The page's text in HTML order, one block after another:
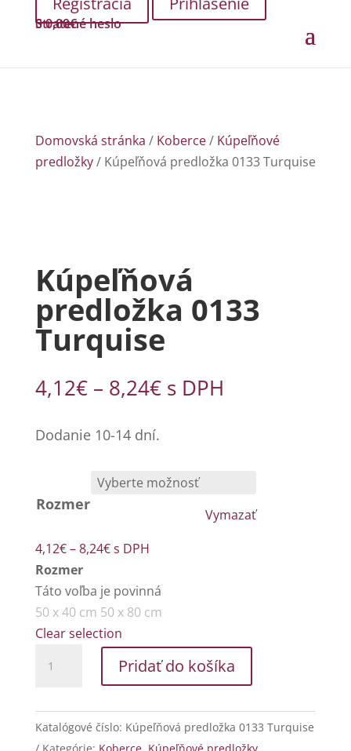
Stratené heslo
00,00€
Domovská stránka / Koberce/ Kúpeľňové
predložky/ Kúpeľňová predložka 0133 Turquise
Kúpeľňová
predložka 0133
Turquise
4,12€ – 8,24€Price
8,24€
s DPH
Dodanie 10-14 dní.
Rozmer
Vymazať
4,12€–8,24€Price
4,12€
through
8,24€
s DPH
Rozmer
Táto voľba je povinná
50 x 40 cm 50 x 80 cm
Clear selection
Kúpeľňová
0133
Turquise
Pridať do košíka
Katalógové číslo: Kúpeľňová predložka 0133 Turquise